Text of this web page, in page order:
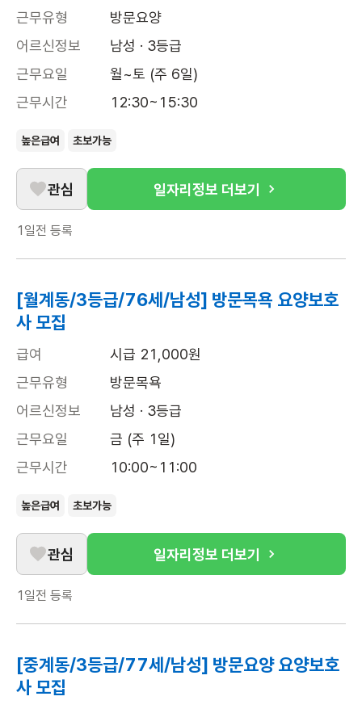
근무유형
방문요양
어르신정보
남성 · 3등급
근무요일
월~토 (주 6일)
근무시간
12:30~15:30
높은급여 초보가능
관심 일자리정보 더보기
1일전 등록
[월계동/3등급/76세/남성] 방문목욕 요양보호
사 모집
급여
시급 21,000원
근무유형
방문목욕
어르신정보
남성 · 3등급
근무요일
금 (주 1일)
근무시간
10:00~11:00
높은급여 초보가능
관심 일자리정보 더보기
1일전 등록
[중계동/3등급/77세/남성] 방문요양 요양보호
사 모집